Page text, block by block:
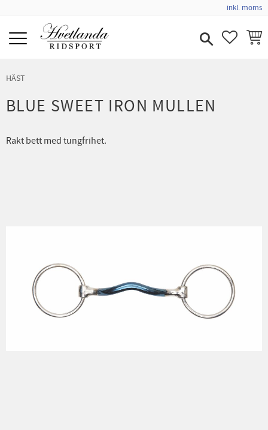
inkl. moms
HÄST
BLUE SWEET IRON MULLEN
Rakt bett med tungfrihet.